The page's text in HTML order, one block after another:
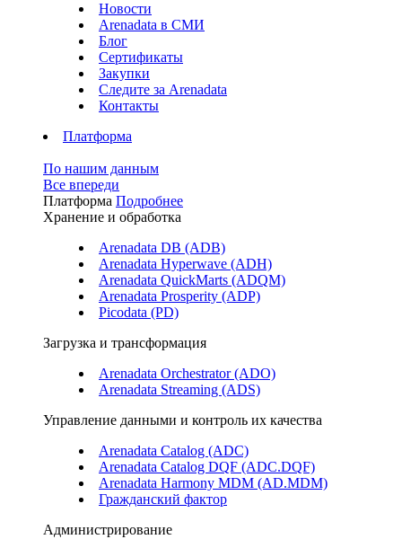
Новости
Arenadata в СМИ
Блог
Сертификаты
Закупки
Следите за Аrenadata
Контакты
Платформа
По нашим данным
Все впереди
Платформа Подробнее
Хранение и обработка
Arenadata DB (ADB)
Arenadata Hyperwave (ADH)
Arenadata QuickMarts (ADQM)
Arenadata Prosperity (ADP)
Picodata (PD)
Загрузка и трансформация
Arenadata Orchestrator (ADO)
Arenadata Streaming (ADS)
Управление данными и контроль их качества
Arenadata Catalog (ADC)
Arenadata Catalog DQF (ADС.DQF)
Arenadata Harmony MDM (AD.MDM)
Гражданский фактор
Администрирование